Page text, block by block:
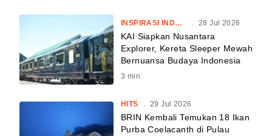
INSPIRASI INDONESIA . 28 Jul 2026
KAI Siapkan Nusantara
Explorer, Kereta Sleeper Mewah
Bernuansa Budaya Indonesia
3 min
HITS . 29 Jul 2026
BRIN Kembali Temukan 18 Ikan
Purba Coelacanth di Pulau